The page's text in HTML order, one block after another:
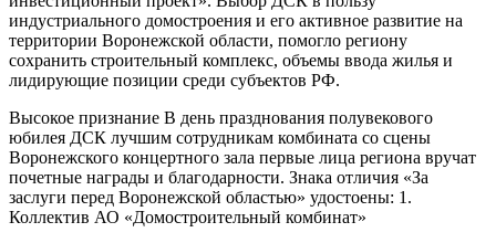
индустриального домостроения и его активное развитие на
территории Воронежской области, помогло региону
сохранить строительный комплекс, объемы ввода жилья и
лидирующие позиции среди субъектов РФ.
Высокое признание В день празднования полувекового
юбилея ДСК лучшим сотрудникам комбината со сцены
Воронежского концертного зала первые лица региона вручат
почетные награды и благодарности. Знака отличия «За
заслуги перед Воронежской областью» удостоены: 1.
Коллектив АО «Домостроительный комбинат»